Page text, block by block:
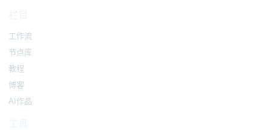
工作流
节点库
教程
博客
AI作品